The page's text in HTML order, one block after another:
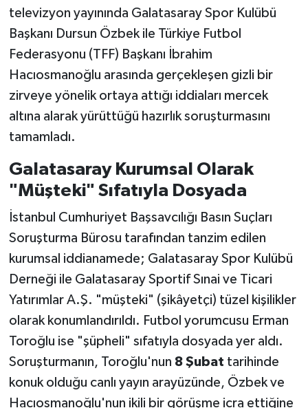
televizyon yayınında Galatasaray Spor Kulübü
Başkanı Dursun Özbek ile Türkiye Futbol
Federasyonu (TFF) Başkanı İbrahim
Hacıosmanoğlu arasında gerçekleşen gizli bir
zirveye yönelik ortaya attığı iddiaları mercek
altına alarak yürüttüğü hazırlık soruşturmasını
tamamladı.
Galatasaray Kurumsal Olarak
"Müşteki" Sıfatıyla Dosyada
İstanbul Cumhuriyet Başsavcılığı Basın Suçları
Soruşturma Bürosu tarafından tanzim edilen
kurumsal iddianamede; Galatasaray Spor Kulübü
Derneği ile Galatasaray Sportif Sınai ve Ticari
Yatırımlar A.Ş. "müşteki" (şikâyetçi) tüzel kişilikler
olarak konumlandırıldı. Futbol yorumcusu Erman
Toroğlu ise "şüpheli" sıfatıyla dosyada yer aldı.
Soruşturmanın, Toroğlu'nun 8 Şubat tarihinde
konuk olduğu canlı yayın arayüzünde, Özbek ve
Hacıosmanoğlu'nun ikili bir görüşme icra ettiğine